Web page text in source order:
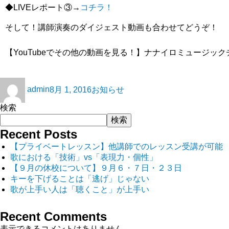
◆LIVEレポート③→ コチラ！
そして！講師演奏のダイジェスト動画も合わせてどうぞ！
【YouTubeでその他の動画を見る！】ナナイロミュージッ
admin8月 1, 2016お知らせ
検索
検索
Recent Posts
【プライベートレッスン】他講師でのレッスン受講が可能
歌における「技術」vs「表現力・個性」
【９月の休校について】９月６・７日・２３日
キーを下げることは「逃げ」じゃない
歌が上手い人は「聴くこと」が上手い
Recent Comments